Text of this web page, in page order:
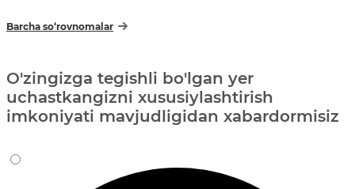
Barcha so‘rovnomalar
O'zingizga tegishli bo'lgan yer
uchastkangizni xususiylashtirish
imkoniyati mavjudligidan xabardormisiz